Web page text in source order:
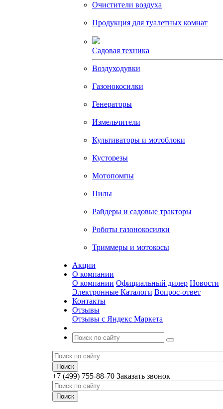
Очистители воздуха
Продукция для туалетных комнат
Садовая техника
Воздуходувки
Газонокосилки
Генераторы
Измельчители
Культиваторы и мотоблоки
Кусторезы
Мотопомпы
Пилы
Райдеры и садовые тракторы
Роботы газонокосилки
Триммеры и мотокосы
Акции
О компании
О компании Официальный дилер Новости
Электронные Каталоги Вопрос-ответ
Контакты
Отзывы
Отзывы с Яндекс Маркета
+7 (499) 755-88-70 Заказать звонок